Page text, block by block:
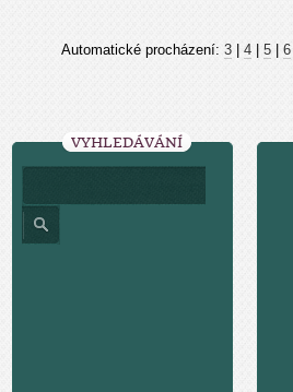
Automatické procházení: 3 4 5 6
VYHLEDÁVÁNÍ